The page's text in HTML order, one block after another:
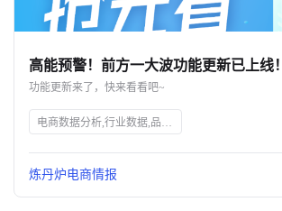
高能预警！前方一大波功能更新已上线！
功能更新来了，快来看看吧~
电商数据分析,行业数据,品牌数据,店铺数据,商品数据,炼丹炉,全域数据覆盖,市场规模,行业发展趋势
炼丹炉电商情报